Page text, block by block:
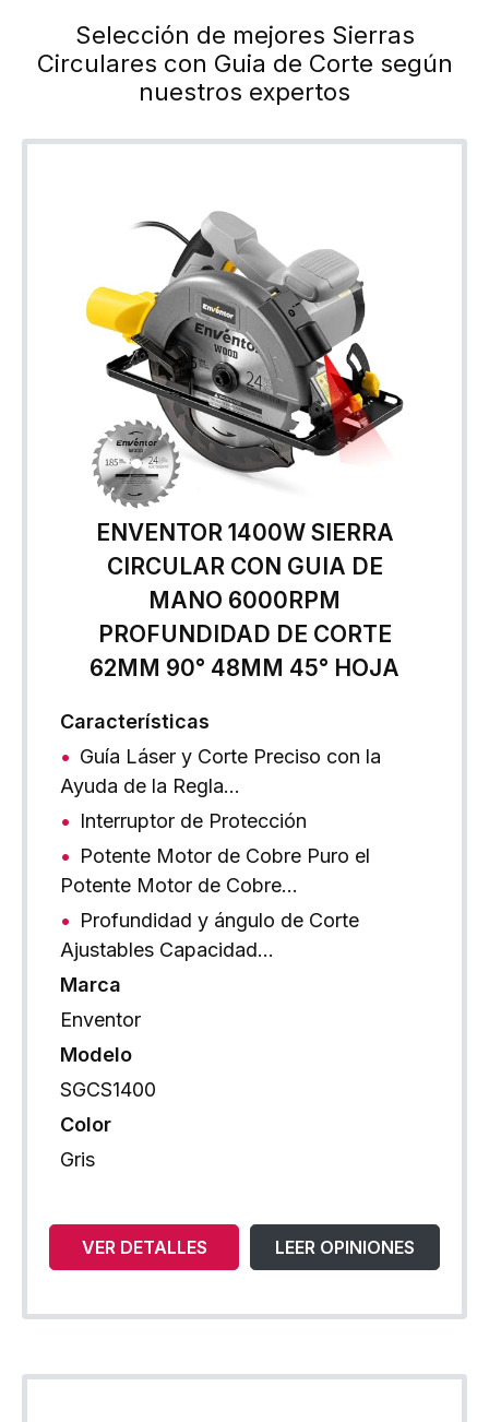
Selección de mejores Sierras
Circulares con Guia de Corte según
nuestros expertos
ENVENTOR 1400W SIERRA
CIRCULAR CON GUIA DE
MANO 6000RPM
PROFUNDIDAD DE CORTE
62MM 90° 48MM 45° HOJA
Características
Guía Láser y Corte Preciso con la
Ayuda de la Regla…
Interruptor de Protección
Potente Motor de Cobre Puro el
Potente Motor de Cobre…
Profundidad y ángulo de Corte
Ajustables Capacidad…
Marca
Enventor
Modelo
SGCS1400
Color
Gris
VER DETALLES LEER OPINIONES